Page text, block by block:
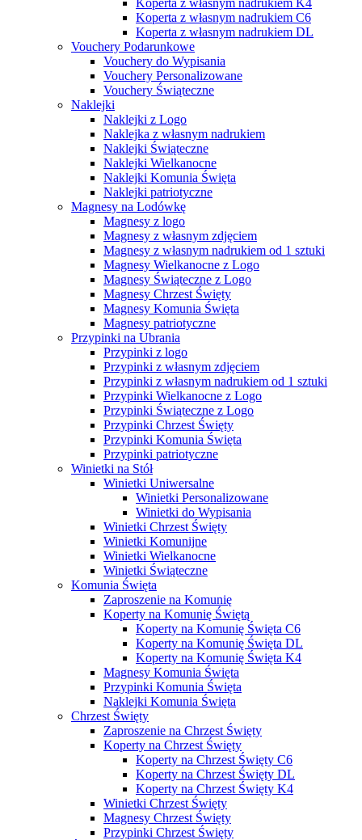
Koperta z własnym nadrukiem K4
Koperta z własnym nadrukiem C6
Koperta z własnym nadrukiem DL
Vouchery Podarunkowe
Vouchery do Wypisania
Vouchery Personalizowane
Vouchery Świąteczne
Naklejki
Naklejki z Logo
Naklejka z własnym nadrukiem
Naklejki Świąteczne
Naklejki Wielkanocne
Naklejki Komunia Święta
Naklejki patriotyczne
Magnesy na Lodówkę
Magnesy z logo
Magnesy z własnym zdjęciem
Magnesy z własnym nadrukiem od 1 sztuki
Magnesy Wielkanocne z Logo
Magnesy Świąteczne z Logo
Magnesy Chrzest Święty
Magnesy Komunia Święta
Magnesy patriotyczne
Przypinki na Ubrania
Przypinki z logo
Przypinki z własnym zdjęciem
Przypinki z własnym nadrukiem od 1 sztuki
Przypinki Wielkanocne z Logo
Przypinki Świąteczne z Logo
Przypinki Chrzest Święty
Przypinki Komunia Święta
Przypinki patriotyczne
Winietki na Stół
Winietki Uniwersalne
Winietki Personalizowane
Winietki do Wypisania
Winietki Chrzest Święty
Winietki Komunijne
Winietki Wielkanocne
Winietki Świąteczne
Komunia Święta
Zaproszenie na Komunię
Koperty na Komunię Świętą
Koperty na Komunię Święta C6
Koperty na Komunię Święta DL
Koperty na Komunię Święta K4
Magnesy Komunia Święta
Przypinki Komunia Święta
Naklejki Komunia Święta
Chrzest Święty
Zaproszenie na Chrzest Święty
Koperty na Chrzest Święty
Koperty na Chrzest Święty C6
Koperty na Chrzest Święty DL
Koperty na Chrzest Święty K4
Winietki Chrzest Święty
Magnesy Chrzest Święty
Przypinki Chrzest Święty